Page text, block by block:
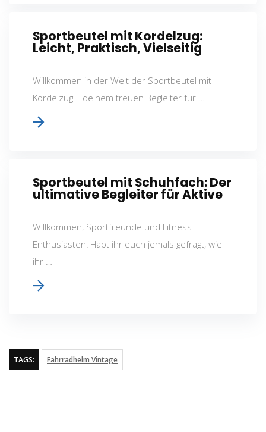
Sportbeutel mit Kordelzug:
Leicht, Praktisch, Vielseitig
Willkommen in der Welt der Sportbeutel mit
Kordelzug – deinem treuen Begleiter für …
Sportbeutel mit Schuhfach: Der
ultimative Begleiter für Aktive
Willkommen, Sportfreunde und Fitness-
Enthusiasten! Habt ihr euch jemals gefragt, wie
ihr …
TAGS: Fahrradhelm Vintage